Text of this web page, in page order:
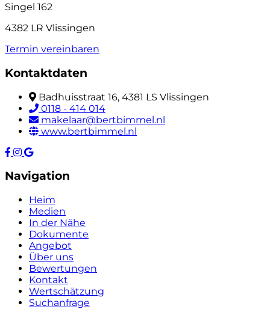
Singel 162
4382 LR Vlissingen
Termin vereinbaren
Kontaktdaten
Badhuisstraat 16, 4381 LS Vlissingen
0118 - 414 014
makelaar@bertbimmel.nl
www.bertbimmel.nl
Navigation
Heim
Medien
In der Nähe
Dokumente
Angebot
Über uns
Bewertungen
Kontakt
Wertschätzung
Suchanfrage